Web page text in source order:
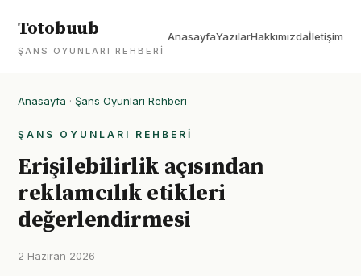
Totobuub
ŞANS OYUNLARI REHBERI
AnasayfaYazılarHakkımızdaİletişim
Anasayfa · Şans Oyunları Rehberi
ŞANS OYUNLARI REHBERI
Erişilebilirlik açısından
reklamcılık etikleri
değerlendirmesi
2 Haziran 2026